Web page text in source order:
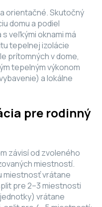
orientačné. Skutočný
domu a podiel
veľkými oknami má
tepelnej izolácie
prítomných v dome,
tepelným výkonom
a lokálne
pre rodinný
závisí od zvoleného
miestností.
miestnosť vrátane
pre 2–3 miestnosti
vrátane